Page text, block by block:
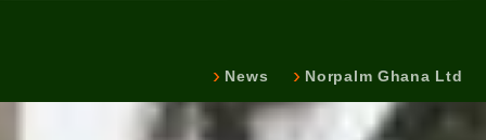
News Norpalm Ghana Ltd